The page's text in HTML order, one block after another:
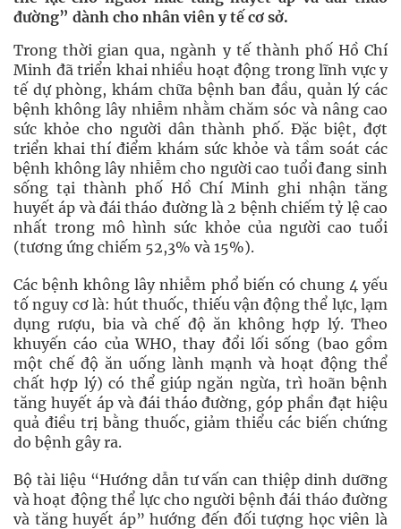
đường” dành cho nhân viên y tế cơ sở.
Trong thời gian qua, ngành y tế thành phố Hồ Chí
Minh đã triển khai nhiều hoạt động trong lĩnh vực y
tế dự phòng, khám chữa bệnh ban đầu, quản lý các
bệnh không lây nhiễm nhằm chăm sóc và nâng cao
sức khỏe cho người dân thành phố. Đặc biệt, đợt
triển khai thí điểm khám sức khỏe và tầm soát các
bệnh không lây nhiễm cho người cao tuổi đang sinh
sống tại thành phố Hồ Chí Minh ghi nhận tăng
huyết áp và đái tháo đường là 2 bệnh chiếm tỷ lệ cao
nhất trong mô hình sức khỏe của người cao tuổi
(tương ứng chiếm 52,3% và 15%).
Các bệnh không lây nhiễm phổ biến có chung 4 yếu
tố nguy cơ là: hút thuốc, thiếu vận động thể lực, lạm
dụng rượu, bia và chế độ ăn không hợp lý. Theo
khuyến cáo của WHO, thay đổi lối sống (bao gồm
một chế độ ăn uống lành mạnh và hoạt động thể
chất hợp lý) có thể giúp ngăn ngừa, trì hoãn bệnh
tăng huyết áp và đái tháo đường, góp phần đạt hiệu
quả điều trị bằng thuốc, giảm thiểu các biến chứng
do bệnh gây ra.
Bộ tài liệu “Hướng dẫn tư vấn can thiệp dinh dưỡng
và hoạt động thể lực cho người bệnh đái tháo đường
và tăng huyết áp” hướng đến đối tượng học viên là